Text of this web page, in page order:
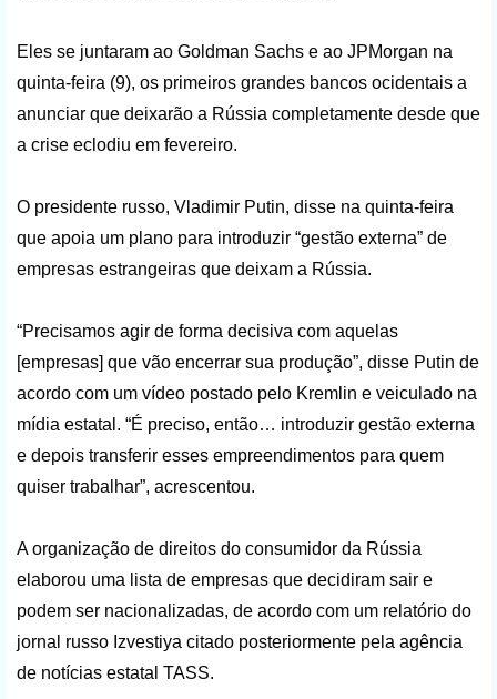
Eles se juntaram ao Goldman Sachs e ao JPMorgan na
quinta-feira (9), os primeiros grandes bancos ocidentais a
anunciar que deixarão a Rússia completamente desde que
a crise eclodiu em fevereiro.
O presidente russo, Vladimir Putin, disse na quinta-feira
que apoia um plano para introduzir “gestão externa” de
empresas estrangeiras que deixam a Rússia.
“Precisamos agir de forma decisiva com aquelas
[empresas] que vão encerrar sua produção”, disse Putin de
acordo com um vídeo postado pelo Kremlin e veiculado na
mídia estatal. “É preciso, então… introduzir gestão externa
e depois transferir esses empreendimentos para quem
quiser trabalhar”, acrescentou.
A organização de direitos do consumidor da Rússia
elaborou uma lista de empresas que decidiram sair e
podem ser nacionalizadas, de acordo com um relatório do
jornal russo Izvestiya citado posteriormente pela agência
de notícias estatal TASS.